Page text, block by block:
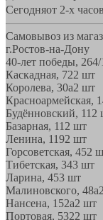
Сегодняот 2-х часов
Самовывоз из
г.Ростов-на-Дону
40-лет победы, 264/
Каскадная, 722 шт
Королева, 30а2 шт
Красноармейская,
Будённовский, 11 2
Базарная, 11 2 шт
Ленина, 1192 шт
Горсоветская, 452
Тибетская, 343 шт
Ларина, 453 шт
Малиновского, 48а
Нансена, 152а2 шт
Портовая, 5322 шт